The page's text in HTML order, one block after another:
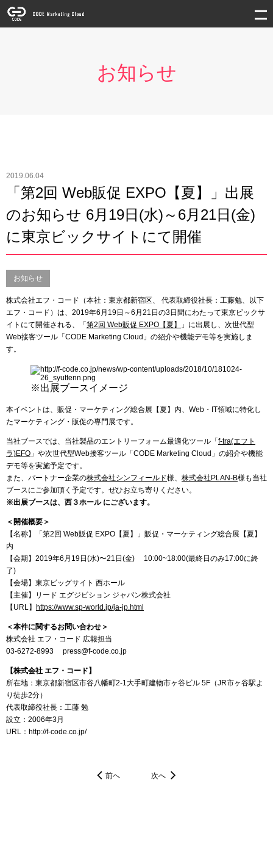
お知らせ
2019.06.04
「第2回 Web販促 EXPO【夏】」出展
のお知らせ 6月19日(水)～6月21日(金)
に東京ビックサイトにて開催
お知らせ
株式会社エフ・コード（本社：東京都新宿区、 代表取締役社長：工藤勉、以下
エフ・コード）は、2019年6月19日～6月21日の3日間にわたって東京ビックサ
イトにて開催される、「 第2回 Web販促 EXPO【夏】
」に出展し、次世代型
Web接客ツール「CODE Marketing Cloud」の紹介や機能デモ等を実施しま
す。
※出展ブースイメージ
本イベントは、販促・マーケティング総合展【夏】内、Web・IT領域に特化し
たマーケティング・販促の専門展です。
当社ブースでは、当社製品のエントリーフォーム最適化ツール「 f-tra(エフト
ラ)EFO 」や次世代型Web接客ツール「CODE Marketing Cloud」の紹介や機能
デモ等を実施予定です。
また、パートナー企業の株式会社シンフィールド様、 株式会社PLAN-B様も当社
ブースにご参加頂く予定です。ぜひお立ち寄りください。
※出展ブースは、西３ホール にございます。
＜開催概要＞
【名称】「第2回 Web販促 EXPO【夏】」販促・マーケティング総合展【夏】
内
【会期】2019年6月19日(水)〜21日(金) 10:00~18:00(最終日のみ17:00に終
了)
【会場】東京ビッグサイト 西ホール
【主催】リード エグジビション ジャパン株式会社
【URL】 https://www.sp-world.jp/ja-jp.html
＜本件に関するお問い合わせ＞
株式会社 エフ・コード 広報担当
03-6272-8993 press@f-code.co.jp
【株式会社 エフ・コード】
所在地：東京都新宿区市谷八幡町2-1大手町建物市ヶ谷ビル 5F（JR市ヶ谷駅よ
り徒歩2分）
代表取締役社長：工藤 勉
設立：2006年3月
URL：http://f-code.co.jp/
前へ 次へ